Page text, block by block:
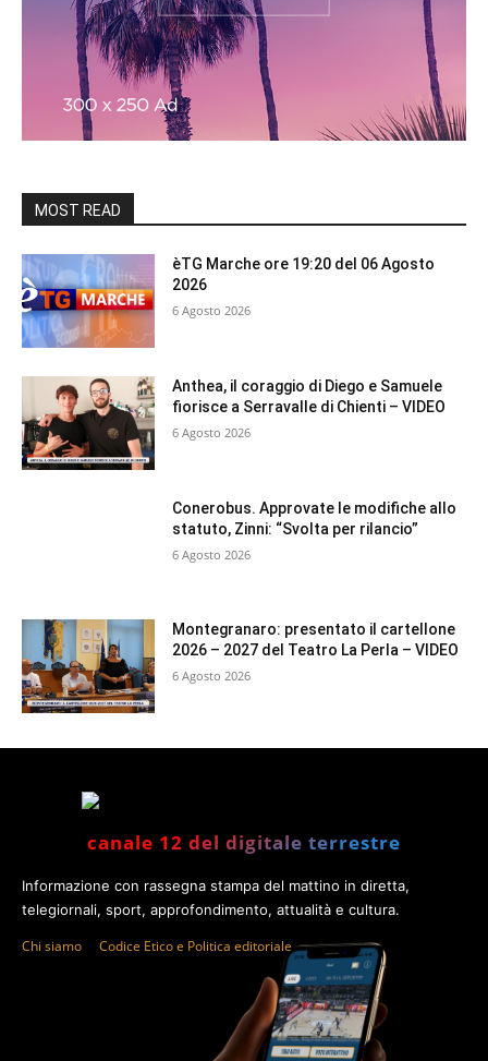
MOST READ
èTG Marche ore 19:20 del 06 Agosto
2026
6 Agosto 2026
Anthea, il coraggio di Diego e Samuele
fiorisce a Serravalle di Chienti – VIDEO
6 Agosto 2026
Conerobus. Approvate le modifiche allo
statuto, Zinni: “Svolta per rilancio”
6 Agosto 2026
Montegranaro: presentato il cartellone
2026 – 2027 del Teatro La Perla – VIDEO
6 Agosto 2026
canale 12 del digitale terrestre
Informazione con rassegna stampa del mattino in diretta,
telegiornali, sport, approfondimento, attualità e cultura.
Chi siamo Codice Etico e Politica editoriale